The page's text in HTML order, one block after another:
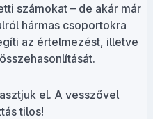
számokat – de akár már
hármas csoportokra
az értelmezést, illetve
el. A vesszővel
tilos!